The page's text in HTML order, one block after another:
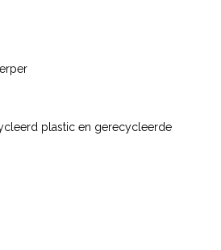
plastic en gerecycleerde